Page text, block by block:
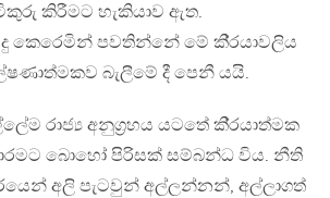
කිරීමට හැකියාව ඇත.
කෙරෙමින් පවතින්නේ මේ කි‍්‍රයාවලිය
බැලීමේ දී පෙනී යයි.
රාජ්‍ය අනුග‍්‍රහය යටතේ කි‍්‍රයාත්මක
බොහෝ පිරිසක් සම්බන්ධ විය. නීති
අලි පැටවුන් අල්ලන්නන්, අල්ලාගත්